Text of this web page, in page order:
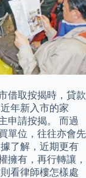
借取按揭時，貸款
年新入市的家
申請按揭。 而過
單位，往往亦會先
了解，近期更有
擁有，再行轉讓，
看律師樓怎樣處